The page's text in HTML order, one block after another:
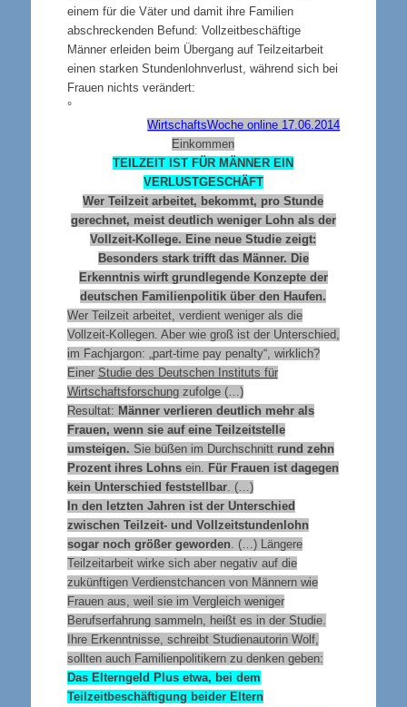
einem für die Väter und damit ihre Familien
abschreckenden Befund: Vollzeitbeschäftige
Männer erleiden beim Übergang auf Teilzeitarbeit
einen starken Stundenlohnverlust, während sich bei
Frauen nichts verändert:
°
WirtschaftsWoche online 17.06.2014
Einkommen
TEILZEIT IST FÜR MÄNNER EIN
VERLUSTGESCHÄFT
Wer Teilzeit arbeitet, bekommt, pro Stunde
gerechnet, meist deutlich weniger Lohn als der
Vollzeit-Kollege. Eine neue Studie zeigt:
Besonders stark trifft das Männer. Die
Erkenntnis wirft grundlegende Konzepte der
deutschen Familienpolitik über den Haufen.
Wer Teilzeit arbeitet, verdient weniger als die
Vollzeit-Kollegen. Aber wie groß ist der Unterschied,
im Fachjargon: „part-time pay penalty“, wirklich?
Einer Studie des Deutschen Instituts für
Wirtschaftsforschungzufolge (…)
Resultat: Männer verlieren deutlich mehr als
Frauen, wenn sie auf eine Teilzeitstelle
umsteigen. Sie büßen im Durchschnitt rund zehn
Prozent ihres Lohnsein.
Für Frauen ist dagegen
kein Unterschied feststellbar. (…)
In den letzten Jahren ist der Unterschied
zwischen Teilzeit- und Vollzeitstundenlohn
sogar noch größer geworden . (…) Längere
Teilzeitarbeit wirke sich aber negativ auf die
zukünftigen Verdienstchancen von Männern wie
Frauen aus, weil sie im Vergleich weniger
Berufserfahrung sammeln, heißt es in der Studie.
Ihre Erkenntnisse, schreibt Studienautorin Wolf,
sollten auch Familienpolitikern zu denken geben:
Das Elterngeld Plus etwa, bei dem
Teilzeitbeschäftigung beider Eltern